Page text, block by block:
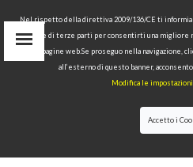
COLLECTIONS>
Nel rispetto della direttiva 2009/136/CE ti
tecnici e di terze parti per consentirti una migliore
delle pagine web.Se proseguo nella navigazione,
all’esterno di questo banner,
Modifica le
Accetto i